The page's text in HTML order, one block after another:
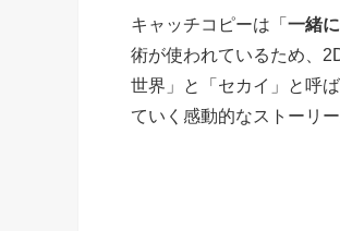
キャッチコピーは「 一緒
術が使われているため、
世界」と「セカイ」と呼
ていく感動的なストーリ